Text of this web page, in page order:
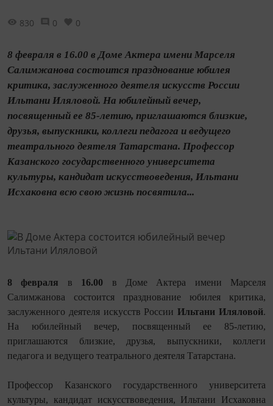
830 0 0
8 февраля в 16.00 в Доме Актера имени Марселя
Салимжанова состоится празднование юбилея
критика, заслуженного деятеля искусств России
Ильтани Иляловой. На юбилейный вечер,
посвященный ее 85-летию, приглашаются близкие,
друзья, выпускники, коллеги педагога и ведущего
театрального деятеля Татарстана. Профессор
Казанского государственного университета
культуры, кандидат искусствоведения, Ильтани
Исхаковна всю свою жизнь посвятила...
8 февраля в 16.00 в Доме Актера имени Марселя
Салимжанова состоится празднование юбилея критика,
заслуженного деятеля искусств РоссииИльтани Иляловой.
На юбилейный вечер, посвященный ее 85-летию,
приглашаются близкие, друзья, выпускники, коллеги
педагога и ведущего театрального деятеля Татарстана.
Профессор Казанского государственного университета
культуры, кандидат искусствоведения, Ильтани Исхаковна